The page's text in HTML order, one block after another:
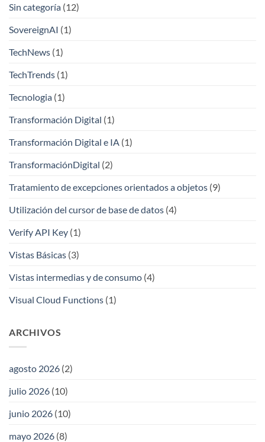
Sin categoría (12)
SovereignAI (1)
TechNews (1)
TechTrends (1)
Tecnologia (1)
Transformación Digital (1)
Transformación Digital e IA (1)
TransformaciónDigital (2)
Tratamiento de excepciones orientados a objetos (9)
Utilización del cursor de base de datos (4)
Verify API Key (1)
Vistas Básicas (3)
Vistas intermedias y de consumo (4)
Visual Cloud Functions (1)
ARCHIVOS
agosto 2026 (2)
julio 2026 (10)
junio 2026 (10)
mayo 2026 (8)